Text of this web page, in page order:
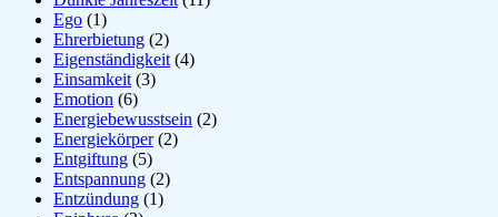
Ego (1)
Ehrerbietung (2)
Eigenständigkeit (4)
Einsamkeit (3)
Emotion (6)
Energiebewusstsein (2)
Energiekörper(2)
Entgiftung (5)
Entspannung (2)
Entzündung (1)